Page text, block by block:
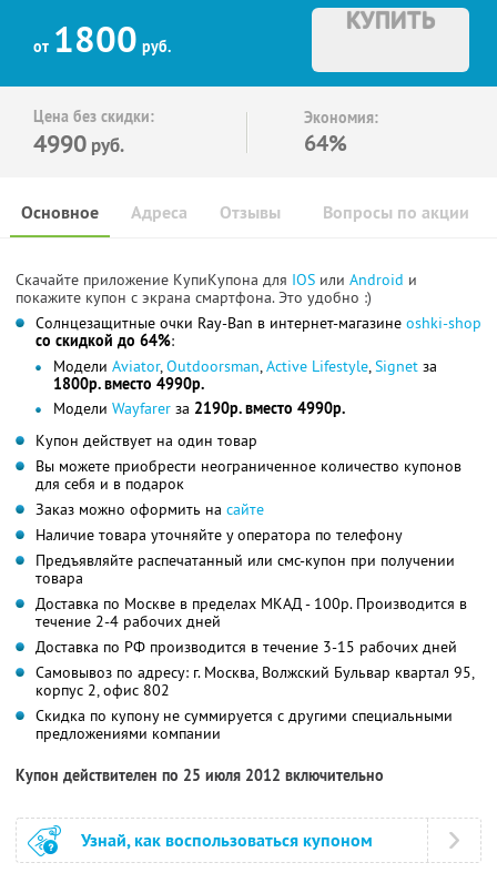
от 1800 руб.
КУПИТЬ
Цена без скидки:
4990 руб.
Экономия:
64%
Основное Отзывы Вопросы по акции
Адреса
Скачайте приложение КупиКупона для IOS или Android и
покажите купон с экрана смартфона. Это удобно :)
Солнцезащитные очки Ray-Ban в интернет-магазине oshki-shop
со скидкой до 64%:
Модели Aviator,Outdoorsman,Active Lifestyle,Signet за
1800р. вместо 4990р.
Модели Wayfarer за 2190р. вместо 4990р.
Купон действует на один товар
Вы можете приобрести неограниченное количество купонов
для себя и в подарок
Заказ можно оформить на сайте
Наличие товара уточняйте у оператора по телефону
Предъявляйте распечатанный или смс-купон при получении
товара
Доставка по Москве в пределах МКАД - 100р. Производится в
течение 2-4 рабочих дней
Доставка по РФ производится в течение 3-15 рабочих дней
Самовывоз по адресу: г. Москва, Волжский Бульвар квартал 95,
корпус 2, офис 802
Скидка по купону не суммируется с другими специальными
предложениями компании
Купон действителен по 25 июля 2012 включительно
Узнай, как воспользоваться купоном